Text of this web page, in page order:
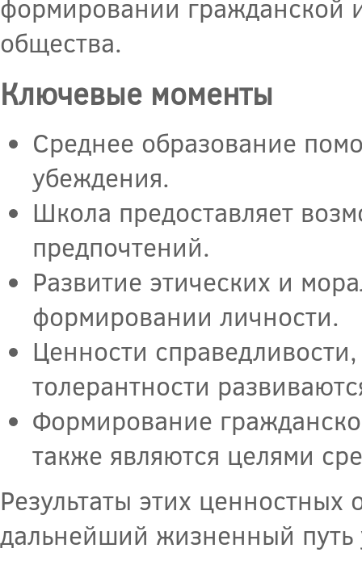
формировании гражданской
общества.
Ключевые моменты
Среднее образование
убеждения.
Школа предоставляет
предпочтений.
Развитие этических и
формировании личности.
Ценности
толерантности
Формирование
также являются целями
Результаты этих
дальнейший жизненный путь